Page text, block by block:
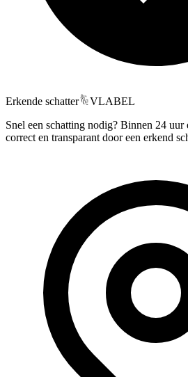
Erkende schatter
VLABEL
Snel een schatting nodig? Binnen 24
correct en transparant door een erkend